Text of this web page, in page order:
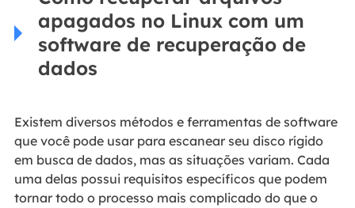
apagados no Linux com um
software de recuperação de
dados
Existem diversos métodos e ferramentas de software
que você pode usar para escanear seu disco rígido
em busca de dados, mas as situações variam. Cada
uma delas possui requisitos específicos que podem
tornar todo o processo mais complicado do que o